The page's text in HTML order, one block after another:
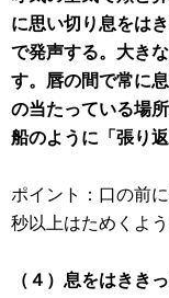
に思い切り息をは
で発声する。大き
す。唇の間で常に
の当たっている場
船のように「張り
ポイント：口の前
秒以上はためくよう
（４）息をはきき